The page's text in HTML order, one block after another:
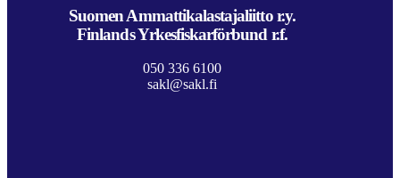
Suomen Ammattikalastajaliitto r.y.
Finlands Yrkesfiskarförbund r.f.
050 336 6100
sakl@sakl.fi